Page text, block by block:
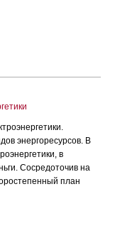
энергоресурсов. В
в
Сосредоточив на
план